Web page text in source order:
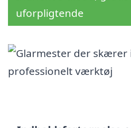
uforpligtende